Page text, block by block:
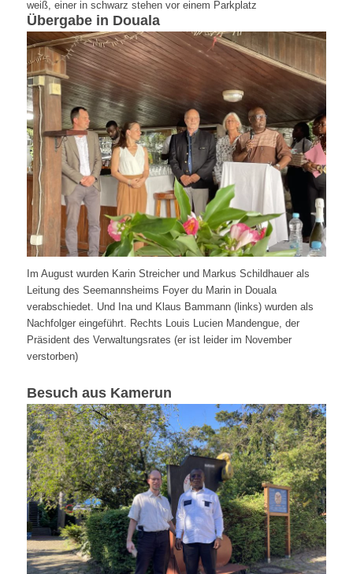
Übergabe in Douala
Im August wurden Karin Streicher und Markus Schildhauer als
Leitung des Seemannsheims Foyer du Marin in Douala
verabschiedet. Und Ina und Klaus Bammann (links) wurden als
Nachfolger eingeführt. Rechts Louis Lucien Mandengue, der
Präsident des Verwaltungsrates (er ist leider im November
verstorben)
Besuch aus Kamerun